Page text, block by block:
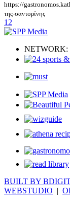
https://
της-σαντορίνης
1 2
NETWORK:
BUILT BY
WEBSTUDIO |